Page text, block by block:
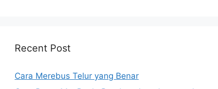
Recent Post
Cara Merebus Telur yang Benar